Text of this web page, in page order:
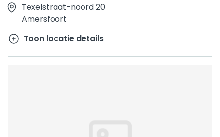
Texelstraat-noord 20
Amersfoort
Toon locatie details